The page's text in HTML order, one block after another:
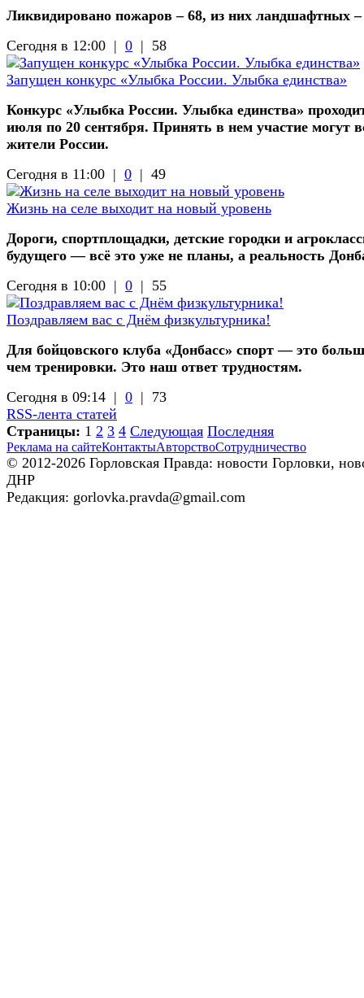
Ликвидировано пожаров – 68, из них ландшафтных –
Сегодня в 12:00 | 0 | 58
Запущен конкурс «Улыбка России. Улыбка единства»
Конкурс «Улыбка России. Улыбка единства»
июля по 20 сентября. Принять в нем участие могут
жители России.
Сегодня в 11:00 | 0 | 49
Жизнь на селе выходит на новый уровень
Дороги, спортплощадки, детские городки и
будущего — всё это уже не планы, а реальность
Сегодня в 10:00 | 0 | 55
Поздравляем вас с Днём физкультурника!
Для бойцовского клуба «Донбасс» спорт — это
чем тренировки. Это наш ответ трудностям.
Сегодня в 09:14 | 0 | 73
RSS-лента статей
Страницы: 1 2 3 4 Следующая Последняя
Реклама на сайтеКонтактыАвторствоСотрудничество
© 2012-2026 Горловская Правда: новости Горловки,
ДНР
Редакция: gorlovka.pravda@gmail.com